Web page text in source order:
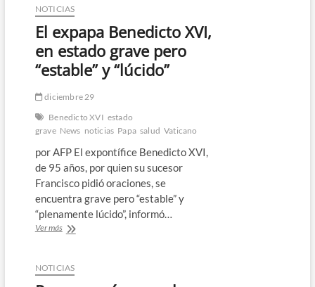
el
presidente
de
Paraguay
de
pobreza
desigualdades
NOTICIAS
El expapa Benedicto XVI,
en estado grave pero
“estable” y “lúcido”
diciembre 29
Benedicto XVI estado
grave News noticias Papa salud Vaticano
por AFP El expontífice Benedicto XVI,
de 95 años, por quien su sucesor
Francisco pidió oraciones, se
encuentra grave pero “estable” y
“plenamente lúcido”, informó…
Ver másEl
XVI,
en
NOTICIAS